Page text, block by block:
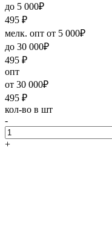
до 5 000₽
495 ₽
мелк. опт от 5 000₽
до 30 000₽
495 ₽
опт
от 30 000₽
495 ₽
кол-во в шт
-
+